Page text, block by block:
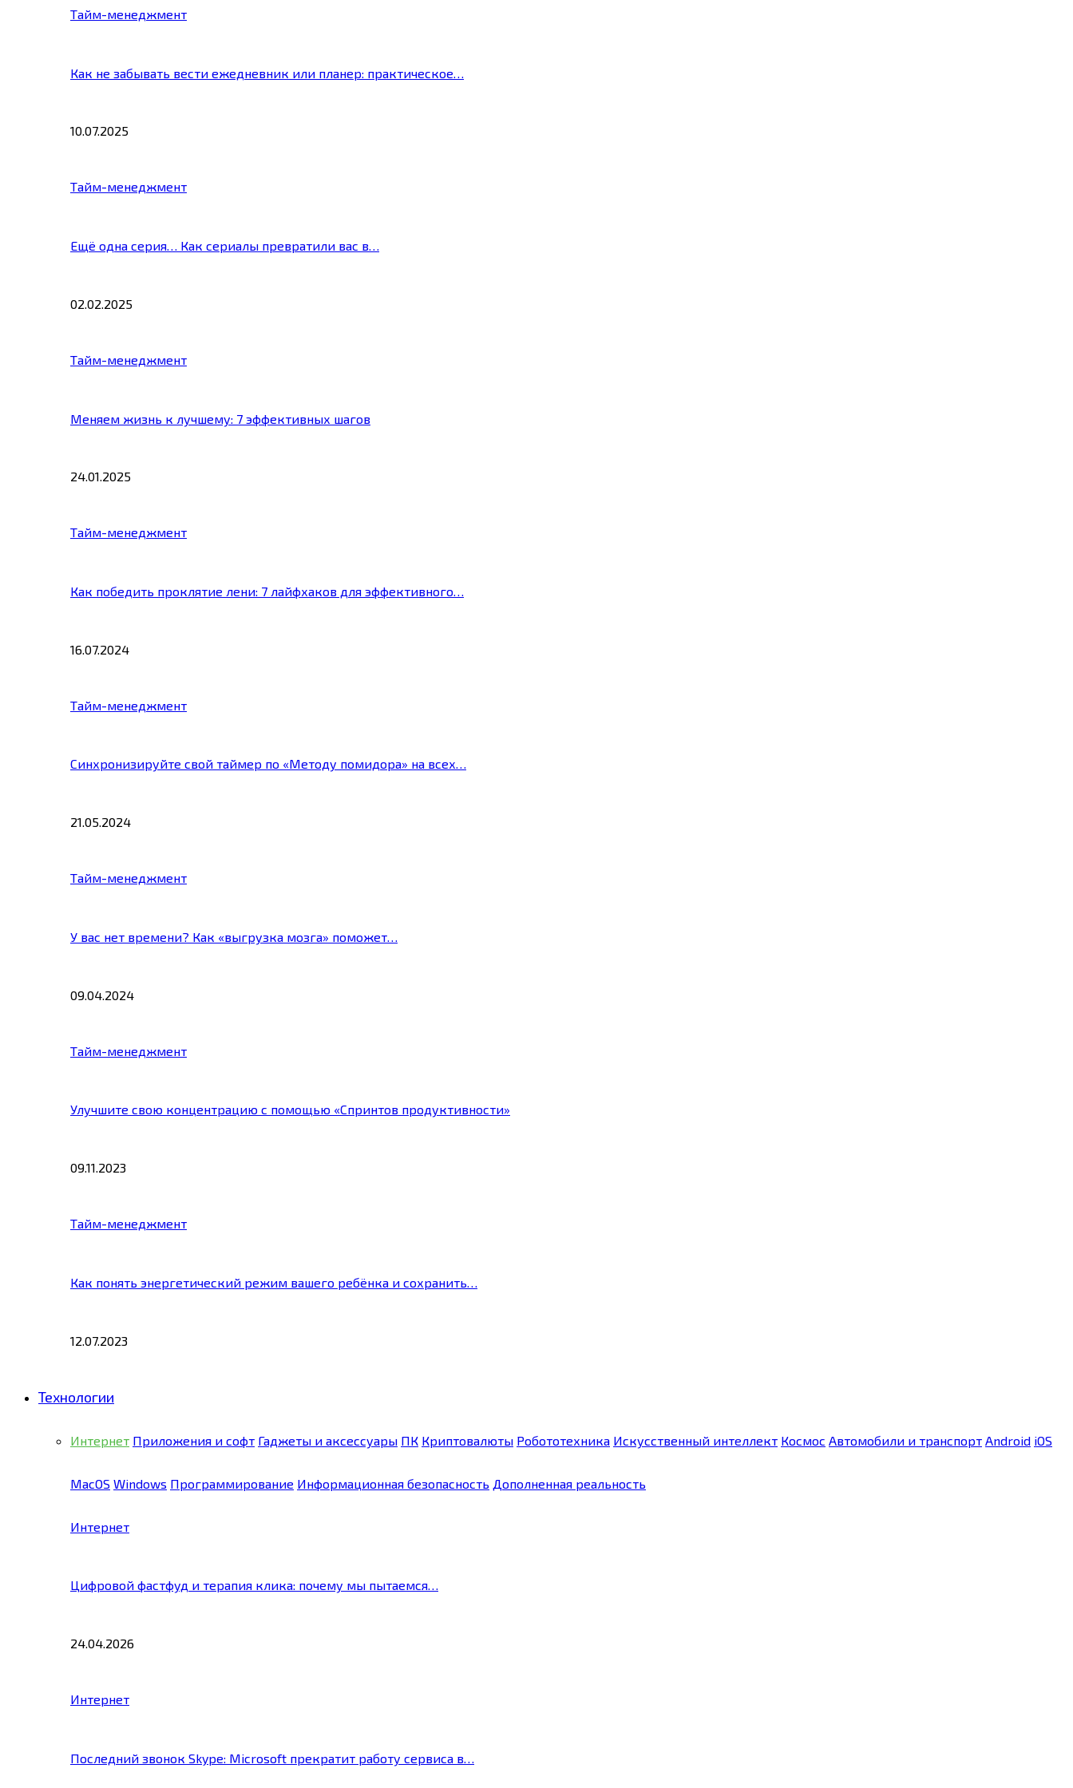
Тайм-менеджмент
Как не забывать вести ежедневник или планер: практическое…
10.07.2025
Тайм-менеджмент
Ещё одна серия… Как сериалы превратили вас в…
02.02.2025
Тайм-менеджмент
Меняем жизнь к лучшему: 7 эффективных шагов
24.01.2025
Тайм-менеджмент
Как победить проклятие лени: 7 лайфхаков для эффективного…
16.07.2024
Тайм-менеджмент
Синхронизируйте свой таймер по «Методу помидора» на всех…
21.05.2024
Тайм-менеджмент
У вас нет времени? Как «выгрузка мозга» поможет…
09.04.2024
Тайм-менеджмент
Улучшите свою концентрацию с помощью «Спринтов продуктивности»
09.11.2023
Тайм-менеджмент
Как понять энергетический режим вашего ребёнка и сохранить…
12.07.2023
Технологии
Интернет Приложения и софт Гаджеты и аксессуары ПК Криптовалюты Робототехника Искусственный интеллект Космос Автомобили и транспорт Android iOS
MacOS Windows Программирование Информационная безопасность Дополненная реальность
Интернет
Цифровой фастфуд и терапия клика: почему мы пытаемся…
24.04.2026
Интернет
Последний звонок Skype: Microsoft прекратит работу сервиса в…